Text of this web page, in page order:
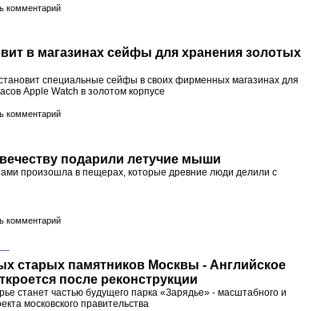
комментарий
в магазинах сейфы для хранения золотых
специальные сейфы в своих фирменных магазинах для
Apple Watch в золотом корпусе
комментарий
подарили летучие мыши
произошла в пещерах, которые древние люди делили с
комментарий
—
старых памятников Москвы - Английское
после реконструкции
станет частью будущего парка «Зарядье» - масштабного и
московского правительства